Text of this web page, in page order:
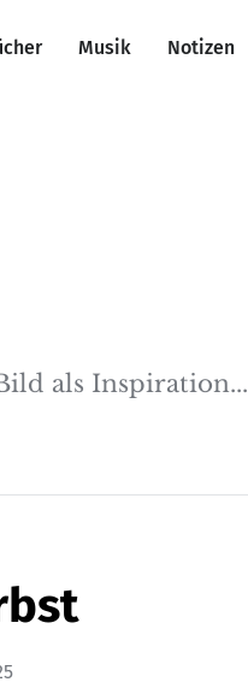
Musik Notizen
als Inspiration...